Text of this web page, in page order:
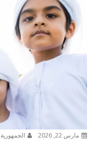
مارس 22, 2026 الجمهورية